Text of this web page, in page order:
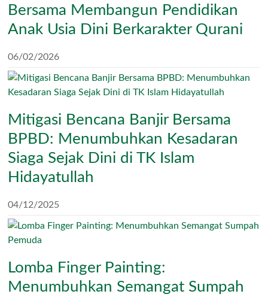
Bersama Membangun Pendidikan
Anak Usia Dini Berkarakter Qurani
06/02/2026
Mitigasi Bencana Banjir Bersama
BPBD: Menumbuhkan Kesadaran
Siaga Sejak Dini di TK Islam
Hidayatullah
04/12/2025
Lomba Finger Painting:
Menumbuhkan Semangat Sumpah